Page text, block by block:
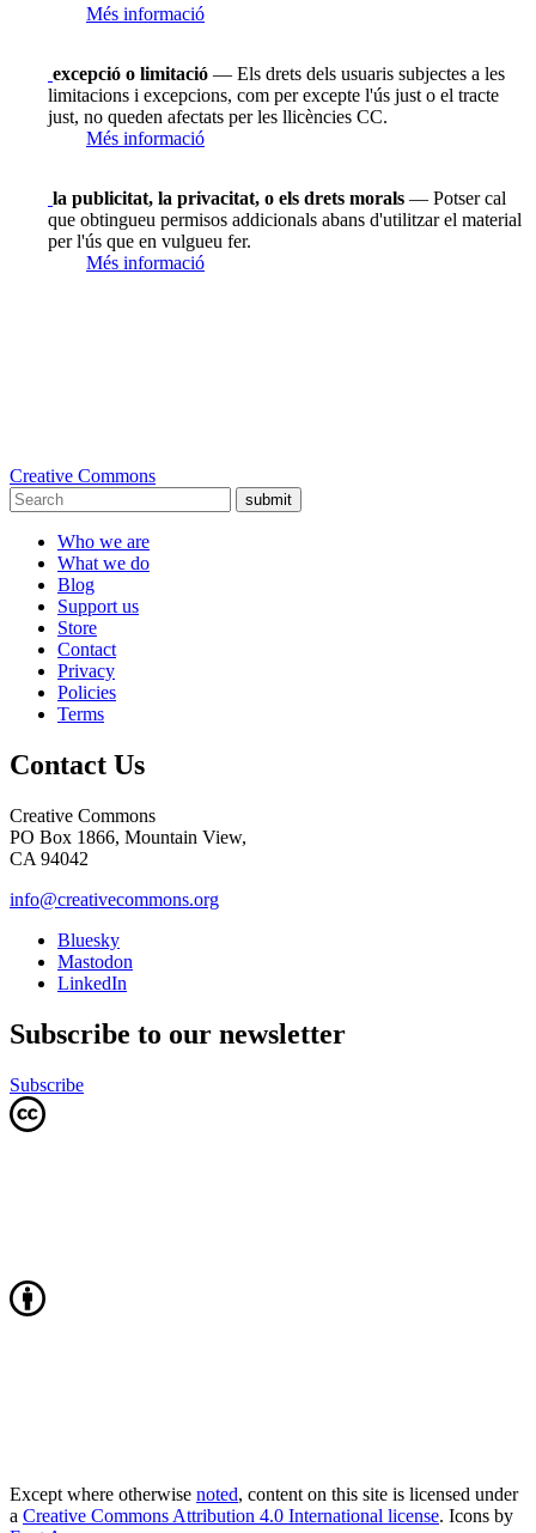
Més informació
excepció o limitació — Els drets dels usuaris subjectes a les
limitacions i excepcions, com per excepte l'ús just o el tracte
just, no queden afectats per les llicències CC.
Més informació
la publicitat, la privacitat, o els drets morals — Potser cal
que obtingueu permisos addicionals abans d'utilitzar el material
per l'ús que en vulgueu fer.
Més informació
Creative Commons
submit
Who we are
What we do
Blog
Support us
Store
Contact
Privacy
Policies
Terms
Contact Us
Creative Commons
PO Box 1866, Mountain View,
CA 94042
info@creativecommons.org
Bluesky
Mastodon
LinkedIn
Subscribe to our newsletter
Subscribe
Except where otherwise noted, content on this site is licensed under
a Creative Commons Attribution 4.0 International license. Icons by